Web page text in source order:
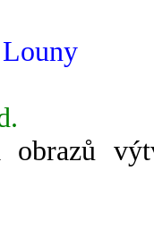
obrazů